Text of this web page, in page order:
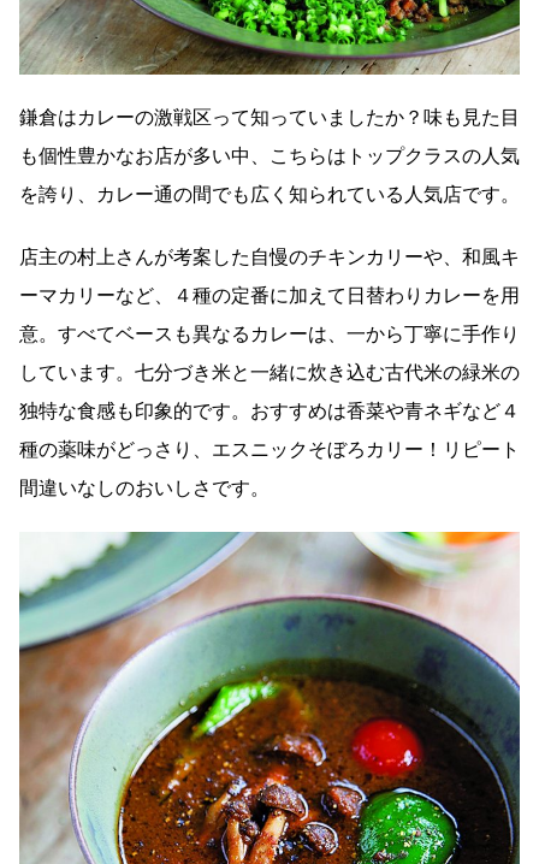
鎌倉はカレーの激戦区って知っていましたか？味も見た目
も個性豊かなお店が多い中、こちらはトップクラスの人気
を誇り、カレー通の間でも広く知られている人気店です。
店主の村上さんが考案した自慢のチキンカリーや、和風キ
ーマカリーなど、４種の定番に加えて日替わりカレーを用
意。すべてベースも異なるカレーは、一から丁寧に手作り
しています。七分づき米と一緒に炊き込む古代米の緑米の
独特な食感も印象的です。おすすめは香菜や青ネギなど４
種の薬味がどっさり、エスニックそぼろカリー！リピート
間違いなしのおいしさです。